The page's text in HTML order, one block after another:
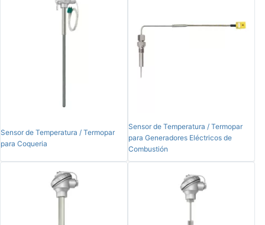
Sensor de Temperatura / Termopar
para Coqueria
Sensor de Temperatura / Termopar
para Generadores Eléctricos de
Combustión